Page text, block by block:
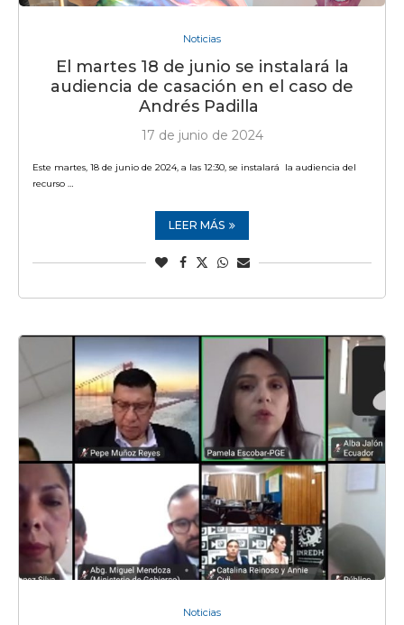
Noticias
El martes 18 de junio se instalará la
audiencia de casación en el caso de
Andrés Padilla
17 de junio de 2024
Este martes, 18 de junio de 2024, a las 12:30, se instalará la audiencia del
recurso …
LEER MÁS
Noticias